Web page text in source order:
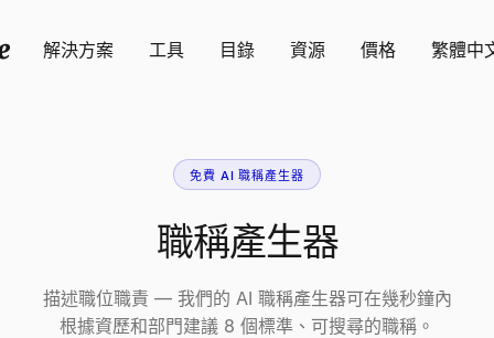
解決方案 工具 目錄 資源 價格 繁體中
免費 AI 職稱產生器
職稱產生器
描述職位職責 — 我們的 AI 職稱產生器可在幾秒鐘內
根據資歷和部門建議 8 個標準、可搜尋的職稱。